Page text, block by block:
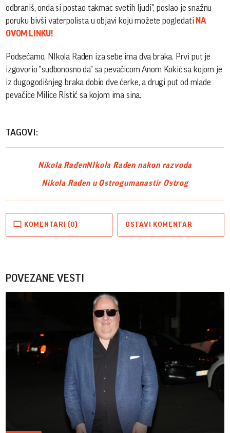
odbraniš, onda si postao takmac svetih ljudi", poslao je snažnu
poruku bivši vaterpolista u objavi koju možete pogledati NA
OVOM LINKU!
Podsećamo, NIkola Rađen iza sebe ima dva braka. Prvi put je
izgovorio "sudbonosno da" sa pevačicom Anom Kokić sa kojom je
iz dugogodišnjeg braka dobio dve ćerke, a drugi put od mlade
pevačice Milice Ristić sa kojom ima sina.
TAGOVI:
Nikola RađenNIkola Rađen nakon razvoda
Nikola Rađen u Ostrogumanastir Ostrog
KOMENTARI (0) OSTAVI KOMENTAR
POVEZANE VESTI